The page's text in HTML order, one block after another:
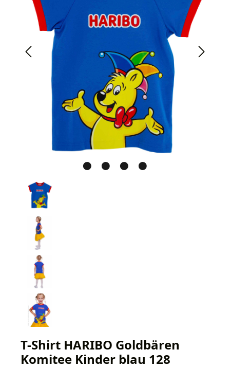
T-Shirt HARIBO Goldbären
Komitee Kinder blau 128